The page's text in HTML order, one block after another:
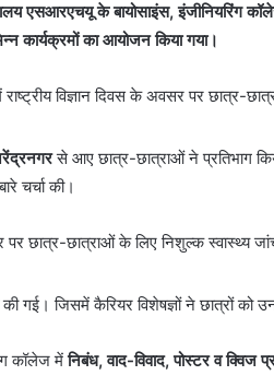
एसआरएचयू के बायोसाइंस, इंजीनियरिंग
कार्यक्रमों का आयोजन किया गया।
विज्ञान दिवस के अवसर पर छात्र-
से आए छात्र-छात्राओं ने प्रतिभाग
चर्चा की।
छात्र-छात्राओं के लिए निशुल्क स्वास्थ्य
की गई। जिसमें कैरियर विशेषज्ञों ने छात्रों को
कॉलेज मेंनिबंध, वाद-विवाद, पोस्टर व क्विज